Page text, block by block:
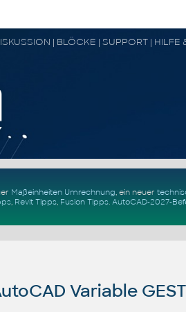
Maßeinheiten Umrechnung, ein neuer
, Revit Tipps, Fusion Tipps. AutoCAD-2027-
Variable